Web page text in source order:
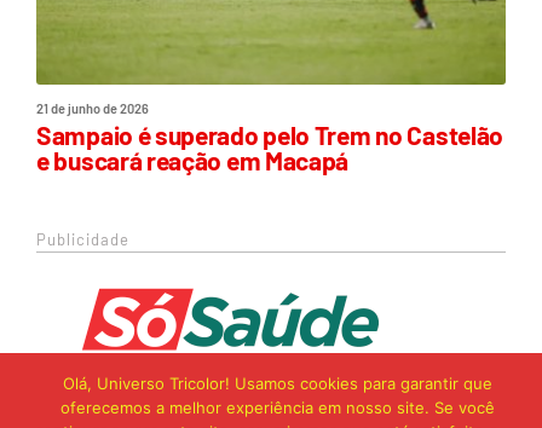
21 de junho de 2026
Sampaio é superado pelo Trem no Castelão
e buscará reação em Macapá
Publicidade
Olá, Universo Tricolor! Usamos cookies para garantir que
oferecemos a melhor experiência em nosso site. Se você